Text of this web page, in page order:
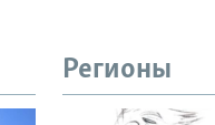
Регионы